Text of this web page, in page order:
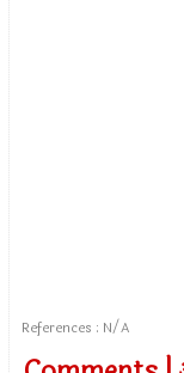
References : N/A